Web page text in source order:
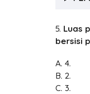
5. Luas
bersisi
A. 4.
B. 2.
C. 3.